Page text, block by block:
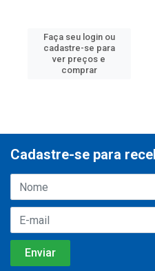
Faça seu login ou
cadastre-se para
ver preços e
comprar
Cadastre-se para